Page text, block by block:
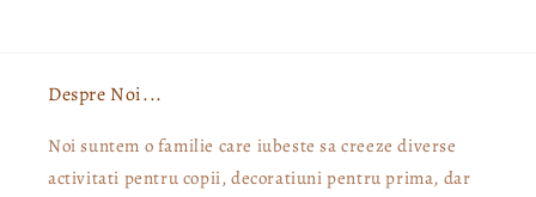
Despre Noi...
Noi suntem o familie care iubeste sa creeze diverse
activitati pentru copii, decoratiuni pentru prima, dar